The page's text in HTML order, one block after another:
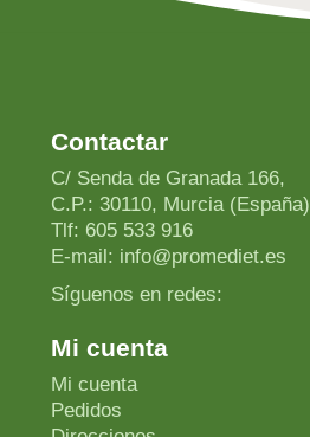
Contactar
C/ Senda de Granada 166,
C.P.: 30110, Murcia (España)
Tlf: 605 533 916
E-mail: info@promediet.es
Síguenos en redes:
Mi cuenta
Mi cuenta
Pedidos